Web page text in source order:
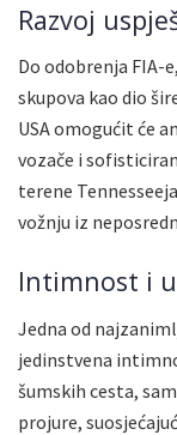
Razvoj
Do odobrenja FIA-
skupova kao dio
USA omogućit će
vozače i
terene
vožnju iz
Intimnost i
Jedna od
jedinstvena
šumskih cesta,
projure,